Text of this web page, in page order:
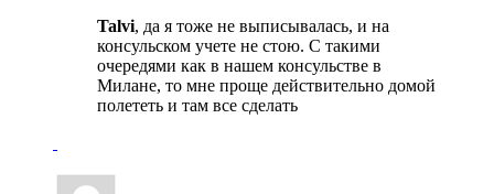
Talvi, да я тоже не выписывалась, и на
консульском учете не стою. С такими
очередями как в нашем консульстве в
Милане, то мне проще действительно домой
полететь и там все сделать